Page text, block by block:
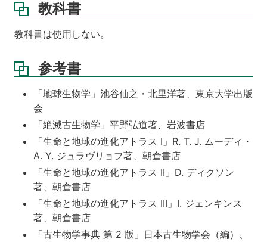
教科書
教科書は使用しない。
参考書
「地球生物学」池谷仙之・北里洋著、東京大学出版
会
「絶滅古生物学」平野弘道著、岩波書店
「生命と地球の進化アトラス I」R. T. J. ムーディ・
A. Y. ジュラヴリョフ著、朝倉書店
「生命と地球の進化アトラス II」D. ディクソン
著、朝倉書店
「生命と地球の進化アトラス III」I. ジェンキンス
著、朝倉書店
「古生物学事典 第 2 版」日本古生物学会（編）、